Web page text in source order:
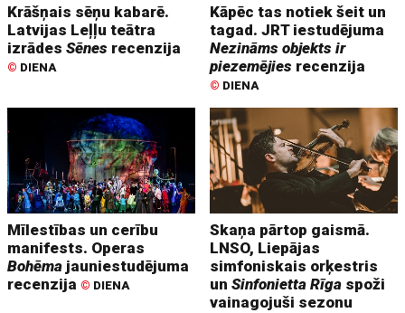
Krāšņais sēņu kabarē.
Latvijas Leļļu teātra
izrādesSēnes recenzija
© DIENA
Kāpēc tas notiek šeit un
tagad. JRT iestudējuma
Nezināms objekts ir
piezemējies recenzija
© DIENA
Mīlestības un cerību
manifests. Operas
Bohēma jauniestudējuma
recenzija © DIENA
Skaņa pārtop gaismā.
LNSO, Liepājas
simfoniskais orķestris
unSinfonietta Rīga spoži
vainagojuši sezonu